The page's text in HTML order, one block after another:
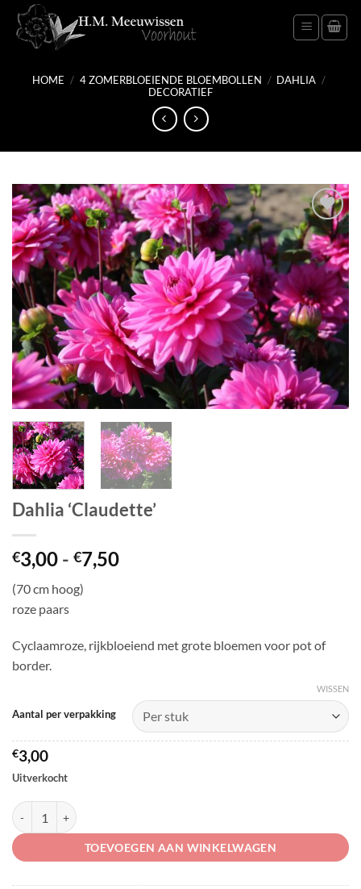
naar
inhoud
HOME / 4 ZOMERBLOEIENDE BLOEMBOLLEN / DAHLIA /
DECORATIEF
Toevoegen
aan
verlanglijst
Dahlia ‘Claudette’
€3,00 - €7,50Prijsklasse:
(70 cm hoog)
roze paars
Cyclaamroze, rijkbloeiend met grote bloemen voor pot of
border.
Aantal per verpakking
WISSEN
€3,00
Uitverkocht
Dahlia 'Claudette' aantal
TOEVOEGEN AAN WINKELWAGEN